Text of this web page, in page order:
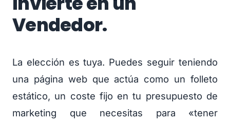
Vendedor.
La elección es tuya. Puedes seguir teniendo
una página web que actúa como un folleto
estático, un coste fijo en tu presupuesto de
marketing que necesitas para «tener